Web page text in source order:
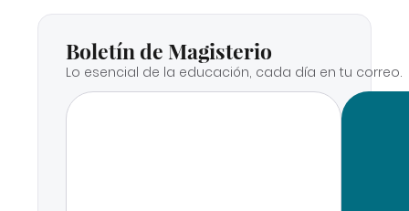
Boletín de Magisterio
Lo esencial de la educación, cada día en tu correo.